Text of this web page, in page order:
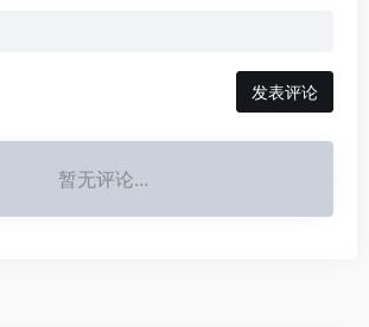
发表评论
暂无评论...